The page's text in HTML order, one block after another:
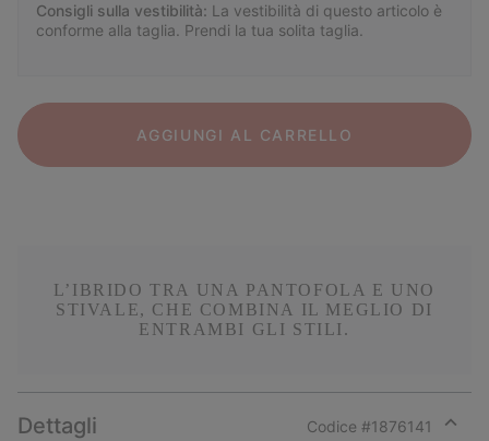
Consigli sulla vestibilità: La vestibilità di questo articolo è
conforme alla taglia. Prendi la tua solita taglia.
AGGIUNGI AL CARRELLO
L’IBRIDO TRA UNA PANTOFOLA E UNO
STIVALE, CHE COMBINA IL MEGLIO DI
ENTRAMBI GLI STILI.
Dettagli Codice #1876141